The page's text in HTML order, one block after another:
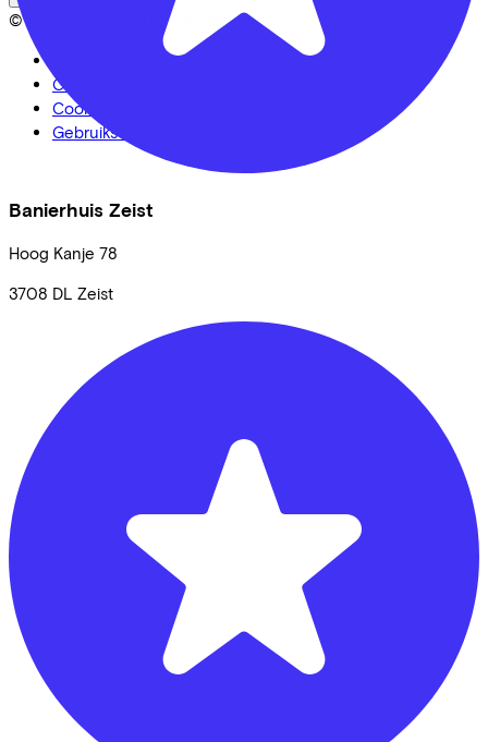
Banierhuis Zeist
Hoog Kanje 78
3708 DL Zeist
© Lease a Bike. All Rights Reserved.
Privacy statement
Cookie statement
Cookie instellingen
Gebruiksvoorwaarden